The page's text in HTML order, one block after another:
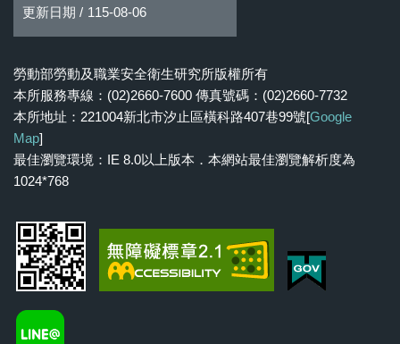
更新日期 / 115-08-06
勞動部勞動及職業安全衛生研究所版權所有
本所服務專線：(02)2660-7600 傳真號碼：(02)2660-7732
本所地址：221004新北市汐止區橫科路407巷99號[Google
Map]
最佳瀏覽環境：IE 8.0以上版本．本網站最佳瀏覽解析度為
1024*768